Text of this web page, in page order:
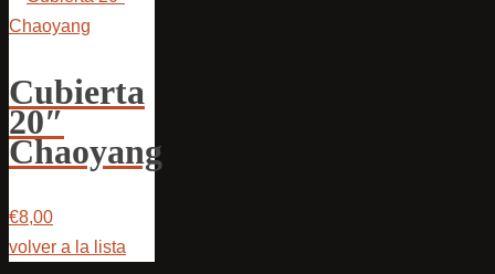
Cubierta
20″
Chaoyang
€8,00
volver a la lista